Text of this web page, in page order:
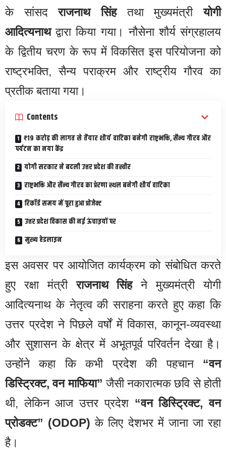
के सांसदराजनाथ सिंहतथा मुख्यमंत्रीयोगी
आदित्यनाथद्वारा किया गया। नौसेना शौर्य संग्रहालय
के द्वितीय चरण के रूप में विकसित इस परियोजना को
राष्ट्रभक्ति, सैन्य पराक्रम और राष्ट्रीय गौरव का
प्रतीक बताया गया।
Contents
₹19 करोड़ की लागत से तैयार शौर्य वाटिका बनेगी राष्ट्रभक्ति, सैन्य गौरव और
पर्यटन का नया केंद्र
योगी सरकार ने बदली उत्तर प्रदेश की तस्वीर
राष्ट्रभक्ति और सैन्य गौरव का प्रेरणा स्थल बनेगी शौर्य वाटिका
रिकॉर्ड समय में पूरा हुआ प्रोजेक्ट
उत्तर प्रदेश विकास की नई ऊंचाइयों पर
मुख्य हेडलाइन
इस अवसर पर आयोजित कार्यक्रम को संबोधित करते
हुए रक्षा मंत्रीराजनाथ सिंहने मुख्यमंत्री योगी
आदित्यनाथ के नेतृत्व की सराहना करते हुए कहा कि
उत्तर प्रदेश ने पिछले वर्षों में विकास, कानून-व्यवस्था
और सुशासन के क्षेत्र में अभूतपूर्व परिवर्तन देखा है।
उन्होंने कहा कि कभी प्रदेश की पहचान “वन
डिस्ट्रिक्ट, वन माफिया” जैसी नकारात्मक छवि से होती
थी, लेकिन आज उत्तर प्रदेश “वन डिस्ट्रिक्ट, वन
प्रोडक्ट” (ODOP) के लिए देशभर में जाना जा रहा
है।